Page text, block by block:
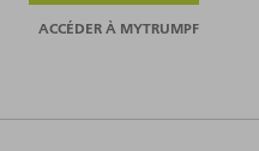
ACCÉDER À MYTRUMPF